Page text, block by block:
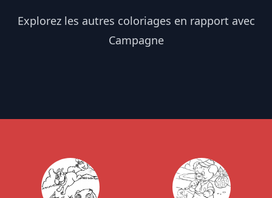
Explorez les autres coloriages en rapport avec
Campagne